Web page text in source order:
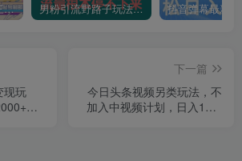
AI自动生成头条，三天必起号，三分钟轻松发布内容，复制粘贴，保姆级教… 男粉引流野路子玩法，每天操作半小时轻松日入1000＋，流量根本停不下来
现玩
轻
下一篇
今日头条视频另类玩法，不
加入中视频计划，日入100-